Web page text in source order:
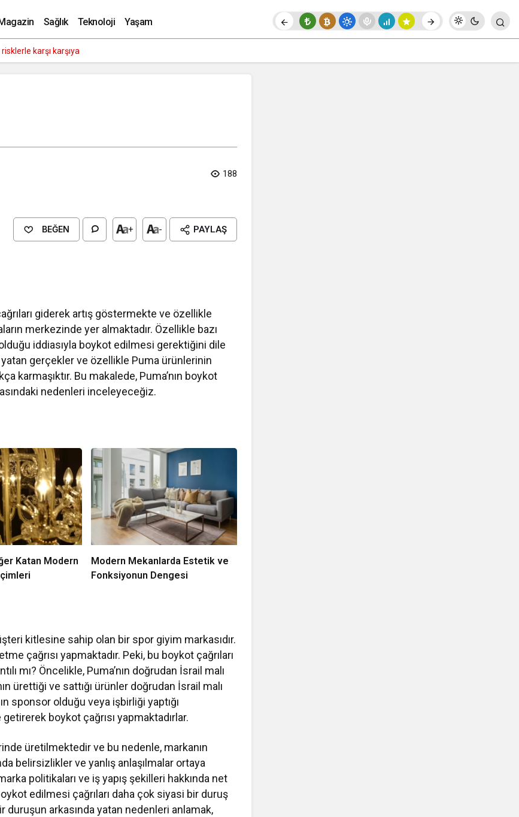
Sağlık Teknoloji Yaşam
siber risklerle karşı karşıya
188
BEĞEN + - PAYLAŞ
giderek artış göstermekte ve özellikle
merkezinde yer almaktadır. Özellikle bazı
iddiasıyla boykot edilmesi gerektiğini dile
gerçekler ve özellikle Puma ürünlerinin
karmaşıktır. Bu makalede, Puma’nın boykot
nedenleri inceleyeceğiz.
Katan Modern
Modern Mekanlarda Estetik ve
Fonksiyonun Dengesi
kitlesine sahip olan bir spor giyim markasıdır.
çağrısı yapmaktadır. Peki, bu boykot çağrıları
mı? Öncelikle, Puma’nın doğrudan İsrail malı
ürettiği ve sattığı ürünler doğrudan İsrail malı
sponsor olduğu veya işbirliği yaptığı
boykot çağrısı yapmaktadırlar.
üretilmektedir ve bu nedenle, markanın
belirsizlikler ve yanlış anlaşılmalar ortaya
politikaları ve iş yapış şekilleri hakkında net
edilmesi çağrıları daha çok siyasi bir duruş
duruşun arkasında yatan nedenleri anlamak,
Yorum Yap Paylaş